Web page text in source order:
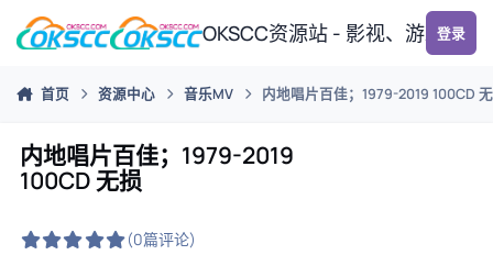
跳转到帖子
OKSCC资源站 - 影视、游戏、
登录
首页 资源中心 音乐MV 内地唱片百佳；1979-2019 100CD
内地唱片百佳；1979-2019
100CD 无损
(0篇评论)